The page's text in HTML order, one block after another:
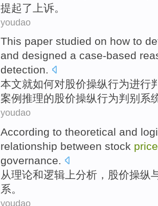
提起了
上诉。
youdao
This paper studied on how to
and designed a case-based
detection.
本文就如何对股价操纵行为进行
案例 推理的股价操纵行为判别 系
youdao
According to theoretical and
relationship between stock price
governance.
从理论和逻辑上分析 ， 股价操纵
系。
youdao